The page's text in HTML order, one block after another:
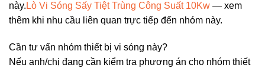
này. Lò Vi Sóng Sấy Tiệt Trùng Công Suất 10Kw — xem
thêm khi nhu cầu liên quan trực tiếp đến nhóm này.
Cần tư vấn nhóm thiết bị vi sóng này?
Nếu anh/chị đang cần kiểm tra phương án cho nhóm thiết